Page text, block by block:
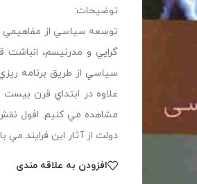
توضیحات:
توسعه سياسي از مفاهيمي
گرايي و مدرنيسم، انباشت
سياسي از طريق برنامه
مشاهده مي كنيم. افول
دولت از آثار اين فرايند مي
افزودن به علاقه مندی